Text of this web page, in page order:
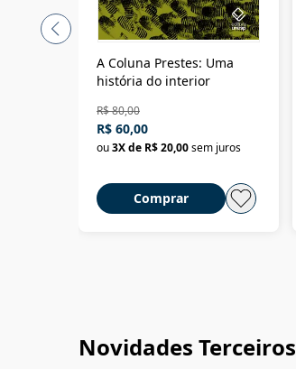
A Coluna Prestes: Uma
história do interior
R$ 80,00
R$ 60,00
ou3X de R$ 20,00sem juros
Comprar
Novidades Terceiros